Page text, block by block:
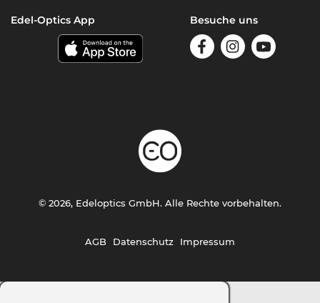
Edel-Optics App Besuche uns
AGB Datenschutz Impressum
© 2026, Edeloptics GmbH. Alle Rechte vorbehalten.